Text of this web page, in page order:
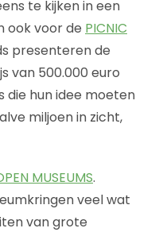
te kijken in een
ook voor de PICNIC
presenteren de
van 500.000 euro
die hun idee moeten
miljoen in zicht,
MUSEUMS.
veel wat
van grote